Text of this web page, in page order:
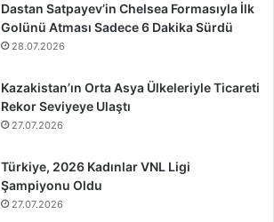
Dastan Satpayev’in Chelsea Formasıyla İlk
Golünü Atması Sadece 6 Dakika Sürdü
28.07.2026
Kazakistan’ın Orta Asya Ülkeleriyle Ticareti
Rekor Seviyeye Ulaştı
27.07.2026
Türkiye, 2026 Kadınlar VNL Ligi
Şampiyonu Oldu
27.07.2026